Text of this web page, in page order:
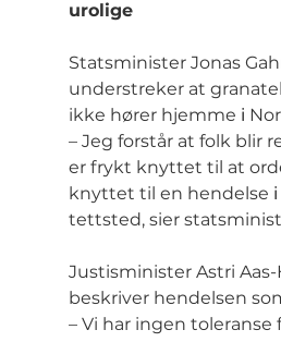
urolige
Statsminister Jonas
understreker at
ikke hører hjemme i
– Jeg forstår at folk blir
er frykt knyttet til at
knyttet til en hendelse i
tettsted, sier
Justisminister Astri Aas-
beskriver hendelsen
– Vi har ingen toleranse